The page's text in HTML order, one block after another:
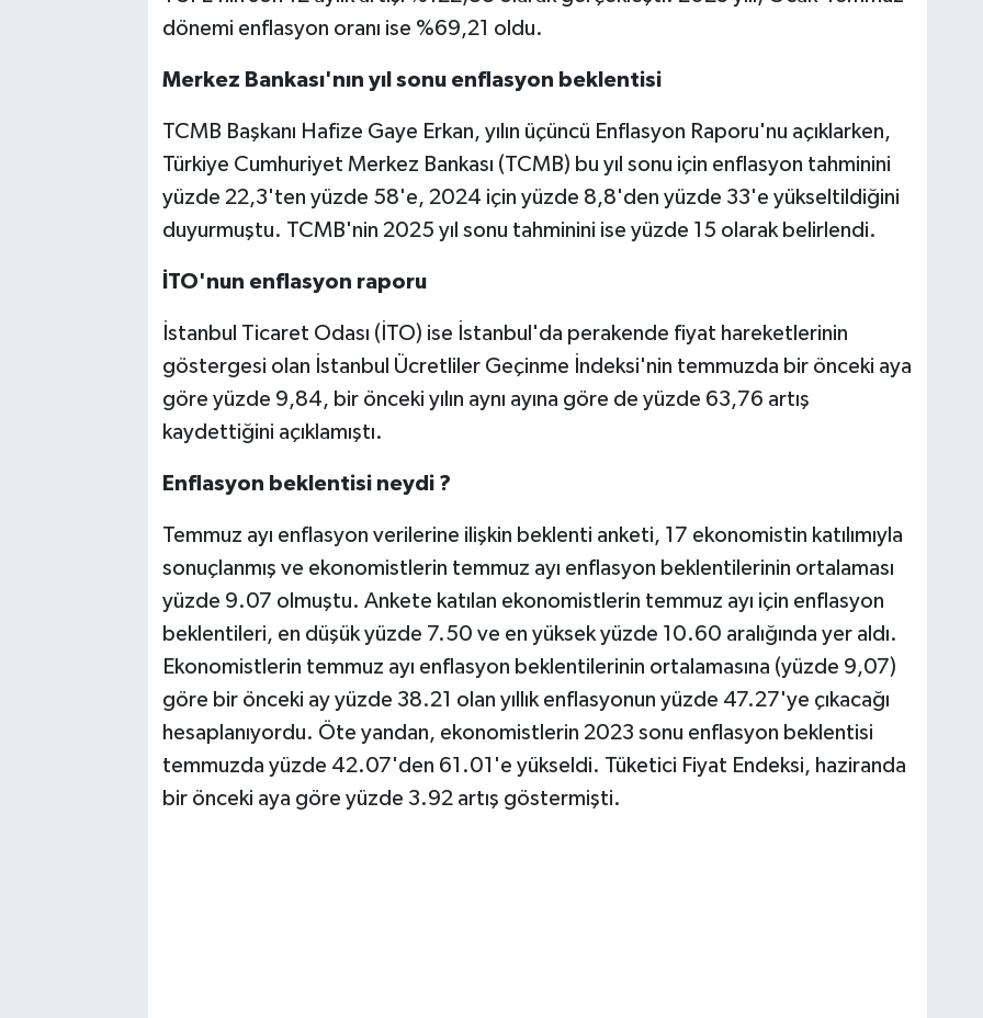
dönemi enflasyon oranı ise %69,21 oldu.
Merkez Bankası'nın yıl sonu enflasyon beklentisi
TCMB Başkanı Hafize Gaye Erkan, yılın üçüncü Enflasyon Raporu'nu açıklarken,
Türkiye Cumhuriyet Merkez Bankası (TCMB) bu yıl sonu için enflasyon tahminini
yüzde 22,3'ten yüzde 58'e, 2024 için yüzde 8,8'den yüzde 33'e yükseltildiğini
duyurmuştu. TCMB'nin 2025 yıl sonu tahminini ise yüzde 15 olarak belirlendi.
İTO'nun enflasyon raporu
İstanbul Ticaret Odası (İTO) ise İstanbul'da perakende fiyat hareketlerinin
göstergesi olan İstanbul Ücretliler Geçinme İndeksi'nin temmuzda bir önceki aya
göre yüzde 9,84, bir önceki yılın aynı ayına göre de yüzde 63,76 artış
kaydettiğini açıklamıştı.
Enflasyon beklentisi neydi ?
Temmuz ayı enflasyon verilerine ilişkin beklenti anketi, 17 ekonomistin katılımıyla
sonuçlanmış ve ekonomistlerin temmuz ayı enflasyon beklentilerinin ortalaması
yüzde 9.07 olmuştu. Ankete katılan ekonomistlerin temmuz ayı için enflasyon
beklentileri, en düşük yüzde 7.50 ve en yüksek yüzde 10.60 aralığında yer aldı.
Ekonomistlerin temmuz ayı enflasyon beklentilerinin ortalamasına (yüzde 9,07)
göre bir önceki ay yüzde 38.21 olan yıllık enflasyonun yüzde 47.27'ye çıkacağı
hesaplanıyordu. Öte yandan, ekonomistlerin 2023 sonu enflasyon beklentisi
temmuzda yüzde 42.07'den 61.01'e yükseldi. Tüketici Fiyat Endeksi, haziranda
bir önceki aya göre yüzde 3.92 artış göstermişti.